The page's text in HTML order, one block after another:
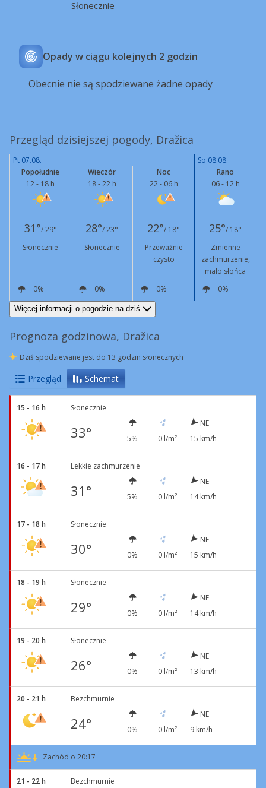
Słonecznie
Opady w ciągu kolejnych 2 godzin
Obecnie nie są spodziewane żadne opady
Przegląd dzisiejszej pogody, Dražica
Pt 07.08.
So 08.08.
Popołudnie
12 - 18 h
Wieczór
18 - 22 h
Noc
22 - 06 h
Rano
06 - 12 h
31°/ 29° 28°/ 23° 22°/ 18° 25°/ 18°
Słonecznie
Słonecznie
Przeważnie
czysto
Zmienne
zachmurzenie,
mało słońca
0%
0% 0%
0%
NE
15 km/h NE
11 km/h
Więcej informacji o pogodzie na dziś
Prognoza godzinowa, Dražica
Dziś spodziewane jest do 13 godzin słonecznych
Przegląd Schemat
15 - 16 h Słonecznie
33° 5% 0 l/m²
NE
15 km/h
16 - 17 h Lekkie zachmurzenie
31° 5% 0 l/m²
NE
14 km/h
17 - 18 h Słonecznie
30° 0% 0 l/m²
NE
15 km/h
18 - 19 h Słonecznie
29° 0% 0 l/m²
NE
14 km/h
19 - 20 h Słonecznie
26° 0% 0 l/m²
NE
13 km/h
20 - 21 h Bezchmurnie
24° 0% 0 l/m²
NE
9 km/h
Zachód o 20:17
21 - 22 h Bezchmurnie